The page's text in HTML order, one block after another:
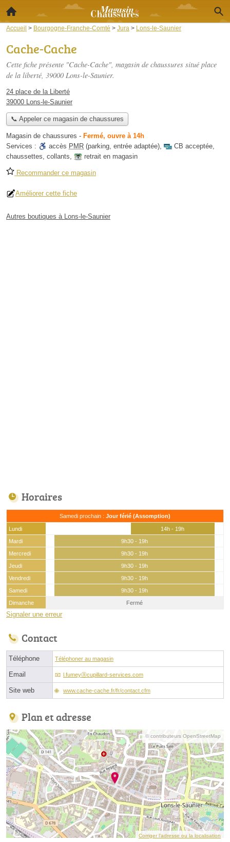
Accueil > Bourgogne-Franche-Comté > Jura > Lons-le-Saunier
Cache-Cache
Cette fiche présente "Cache-Cache", magasin de chaussures situé place
de la liberté, 39000 Lons-le-Saunier.
24 place de la Liberté
39000 Lons-le-Saunier
📞 Appeler ce magasin de chaussures
Magasin de chaussures - Fermé, ouvre à 14h
Services :
accès PMR (parking, entrée adaptée), CB acceptée,
chaussettes, collants, retrait en magasin
Recommander ce magasin
Améliorer cette fiche
Autres boutiques à Lons-le-Saunier
Horaires
Samedi prochain : Jour férié (Assomption)
Lundi
14h - 19h
Mardi
9h30 - 19h
Mercredi
9h30 - 19h
Jeudi
9h30 - 19h
Vendredi
9h30 - 19h
Samedi
9h30 - 19h
Dimanche
Fermé
Signaler une erreur
Contact
Téléphone Téléphoner au magasin
Email l.fumeyⓐcupillard-services.com
Site web www.cache-cache.fr/fr/contact.cfm
Plan et adresse
© contributeurs OpenStreetMap
Corriger l’adresse ou la localisation